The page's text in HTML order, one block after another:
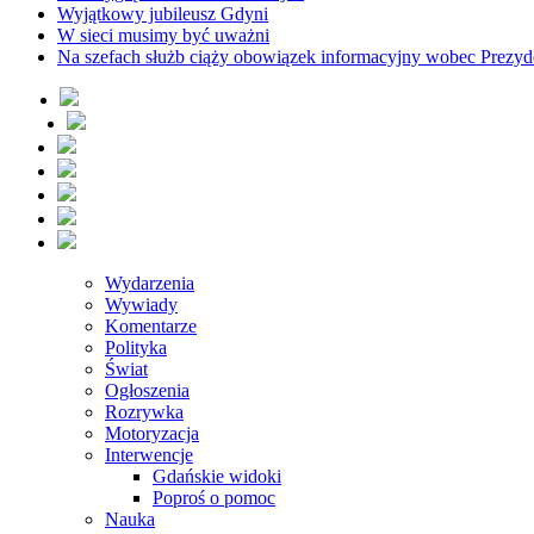
Wyjątkowy jubileusz Gdyni
W sieci musimy być uważni
Na szefach służb ciąży obowiązek informacyjny wobec
Wydarzenia
Wywiady
Komentarze
Polityka
Świat
Ogłoszenia
Rozrywka
Motoryzacja
Interwencje
Gdańskie widoki
Poproś o pomoc
Nauka